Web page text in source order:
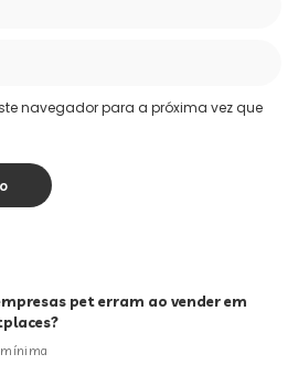
navegador para a próxima vez que
pet erram ao vender em